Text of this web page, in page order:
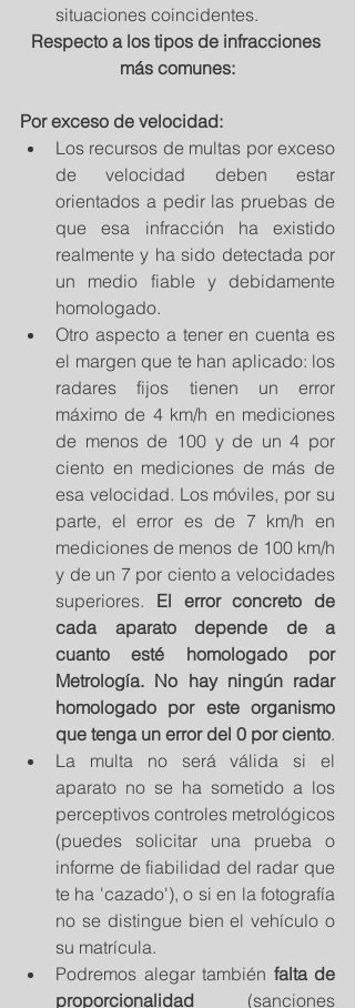
situaciones coincidentes.
Respecto a los tipos de infracciones
más comunes:
Por exceso de velocidad:
Los recursos de multas por exceso
de velocidad deben estar
orientados a pedir las pruebas de
que esa infracción ha existido
realmente y ha sido detectada por
un medio fiable y debidamente
homologado.
Otro aspecto a tener en cuenta es
el margen que te han aplicado: los
radares fijos tienen un error
máximo de 4 km/h en mediciones
de menos de 100 y de un 4 por
ciento en mediciones de más de
esa velocidad. Los móviles, por su
parte, el error es de 7 km/h en
mediciones de menos de 100 km/h
y de un 7 por ciento a velocidades
superiores. El error concreto de
cada aparato depende de a
cuanto esté homologado por
Metrología. No hay ningún radar
homologado por este organismo
que tenga un error del 0 por ciento
La multa no será válida si el
aparato no se ha sometido a los
perceptivos controles metrológicos
(puedes solicitar una prueba o
informe de fiabilidad del radar que
te ha 'cazado'), o si en la fotografía
no se distingue bien el vehículo o
su matrícula.
Podremos alegar también falta de
proporcionalidad (sanciones